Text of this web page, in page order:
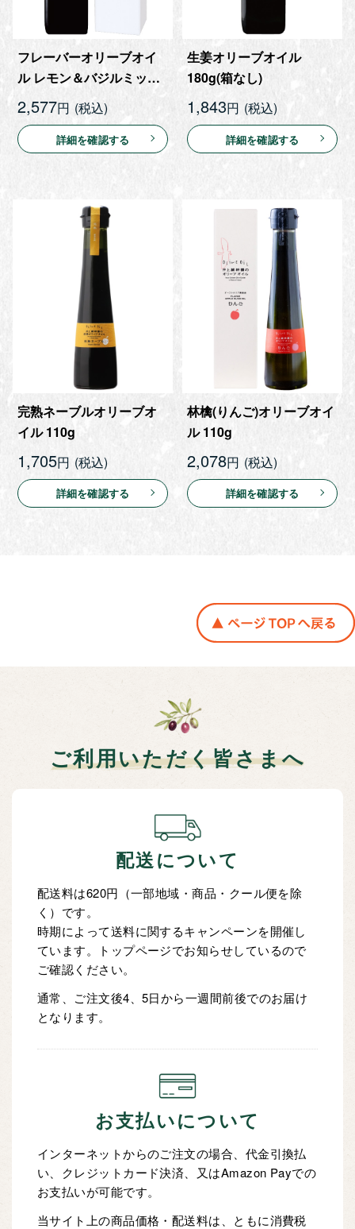
フレーバーオリーブオイ
ル レモン＆バジルミック
ス 180g
2,577円
詳細を確認する
生姜オリーブオイル
180g(箱なし)
1,843円
詳細を確認する
完熟ネーブルオリーブオ
イル 110g
1,705円
詳細を確認する
林檎(りんご)オリーブオイ
ル 110g
2,078円
詳細を確認する
ご利用いただく皆さまへ
配送について
配送料は620円（一部地域・商品・クール便を除
く）です。
時期によって送料に関するキャンペーンを開催し
ています。トップページでお知らせしているので
ご確認ください。
通常、ご注文後4、5日から一週間前後でのお届け
となります。
お支払いについて
インターネットからのご注文の場合、代金引換払
い、クレジットカード決済、又はAmazon Payでの
お支払いが可能です。
当サイト上の商品価格・配送料は、ともに消費税